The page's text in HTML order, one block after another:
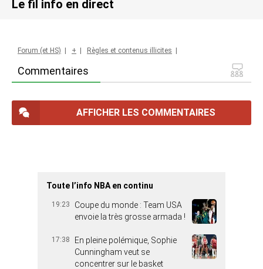
Le fil info en direct
Commentaires
Forum (et HS) | + | Règles et contenus illicites |
AFFICHER LES COMMENTAIRES
Toute l’info NBA en continu
19:23
Coupe du monde : Team USA
envoie la très grosse armada !
17:38
En pleine polémique, Sophie
Cunningham veut se
concentrer sur le basket